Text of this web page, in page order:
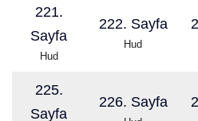
221.
Sayfa
Hud
222. Sayfa
Hud
225.
Sayfa
226. Sayfa